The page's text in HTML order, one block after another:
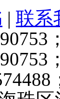
| 联系